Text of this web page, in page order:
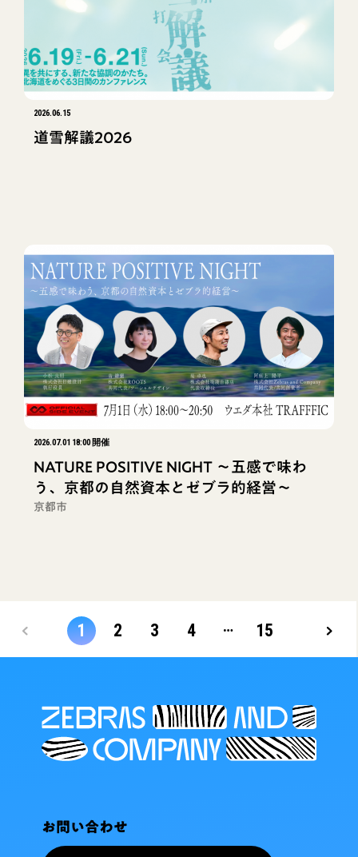
2026.06.15
道雪解議2026
2026.07.01 18:00 開催
NATURE POSITIVE NIGHT ～五感で味わ
う、京都の自然資本とゼブラ的経営～
京都市
1 2 3 4 … 15
お問い合わせ